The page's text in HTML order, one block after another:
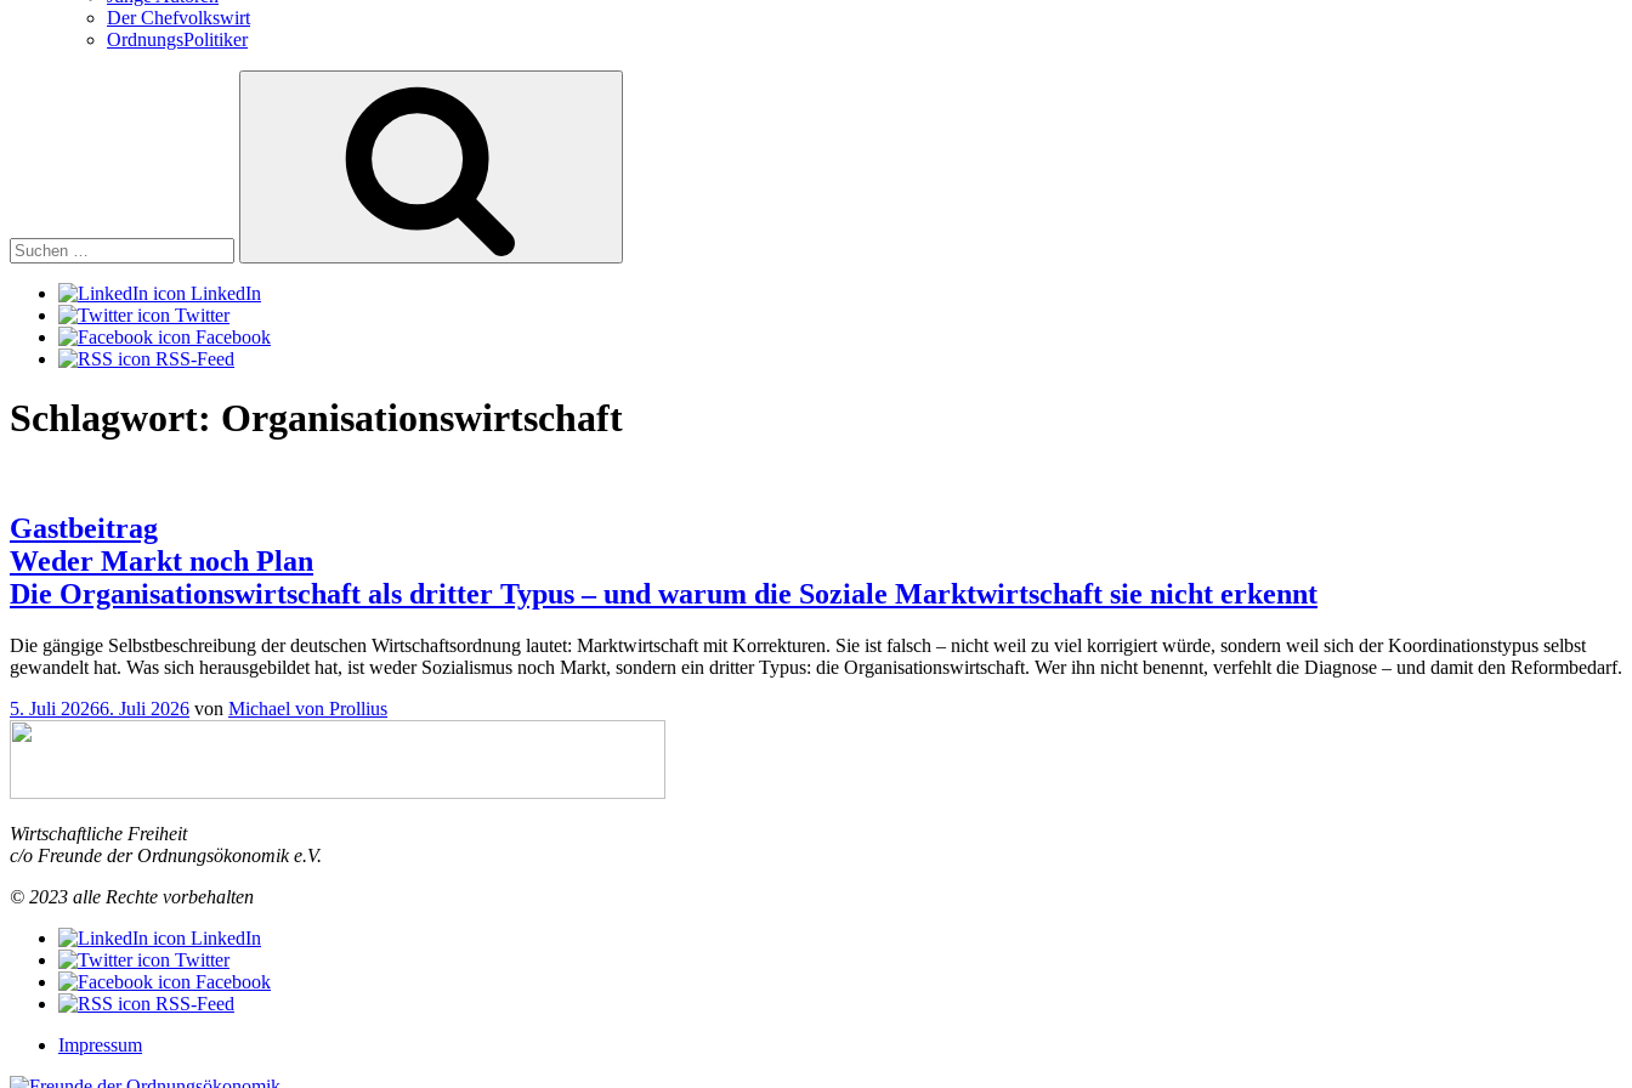
Der Chefvolkswirt
OrdnungsPolitiker
LinkedIn
Twitter
Facebook
RSS-Feed
Schlagwort: Organisationswirtschaft
Gastbeitrag
Weder Markt noch Plan
Die Organisationswirtschaft als dritter Typus – und warum die Soziale Marktwirtschaft sie nicht erkennt
Die gängige Selbstbeschreibung der deutschen Wirtschaftsordnung lautet: Marktwirtschaft mit Korrekturen. Sie ist falsch – nicht weil zu viel korrigiert würde, sondern weil sich der Koordinationstypus selbst
gewandelt hat. Was sich herausgebildet hat, ist weder Sozialismus noch Markt, sondern ein dritter Typus: die Organisationswirtschaft. Wer ihn nicht benennt, verfehlt die Diagnose – und damit den Reformbedarf.
Veröffentlicht
am
5. Juli 20266. Juli 2026 von Michael von Prollius
Wirtschaftliche Freiheit
c/o Freunde der Ordnungsökonomik e.V.
© 2023 alle Rechte vorbehalten
LinkedIn
Twitter
Facebook
RSS-Feed
Impressum